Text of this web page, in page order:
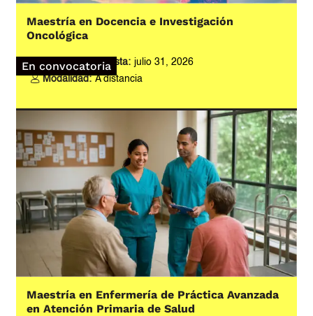
En convocatoria
Maestría en Docencia e Investigación
Oncológica
Inscripciones hasta: julio 31, 2026
Modalidad: A distancia
Maestría en Enfermería de Práctica Avanzada
en Atención Primaria de Salud